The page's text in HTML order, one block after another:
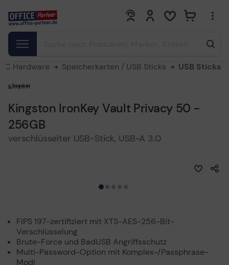
0 0
PC Hardware Speicherkarten / USB Sticks USB Sticks
Kingston IronKey Vault Privacy 50 -
256GB
verschlüsselter USB-Stick, USB-A 3.0
FIPS 197-zertifiziert mit XTS-AES-256-Bit-
Verschlüsselung
Brute-Force und BadUSB Angriffsschutz
Multi-Password-Option mit Komplex-/Passphrase-
Modi